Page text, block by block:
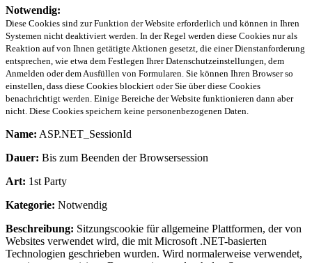
Notwendig:
Diese Cookies sind zur Funktion der Website erforderlich und können in Ihren
Systemen nicht deaktiviert werden. In der Regel werden diese Cookies nur als
Reaktion auf von Ihnen getätigte Aktionen gesetzt, die einer Dienstanforderung
entsprechen, wie etwa dem Festlegen Ihrer Datenschutzeinstellungen, dem
Anmelden oder dem Ausfüllen von Formularen. Sie können Ihren Browser so
einstellen, dass diese Cookies blockiert oder Sie über diese Cookies
benachrichtigt werden. Einige Bereiche der Website funktionieren dann aber
nicht. Diese Cookies speichern keine personenbezogenen Daten.
Name: ASP.NET_SessionId
Dauer: Bis zum Beenden der Browsersession
Art: 1st Party
Kategorie: Notwendig
Beschreibung: Sitzungscookie für allgemeine Plattformen, der von
Websites verwendet wird, die mit Microsoft .NET-basierten
Technologien geschrieben wurden. Wird normalerweise verwendet,